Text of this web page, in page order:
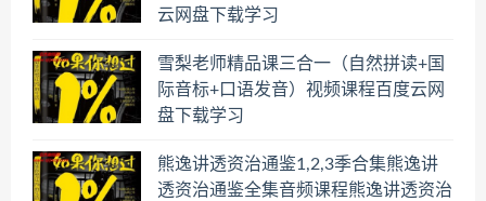
云网盘下载学习
雪梨老师精品课三合一（自然拼读+国
际音标+口语发音）视频课程百度云网
盘下载学习
熊逸讲透资治通鉴1,2,3季合集熊逸讲
透资治通鉴全集音频课程熊逸讲透资治